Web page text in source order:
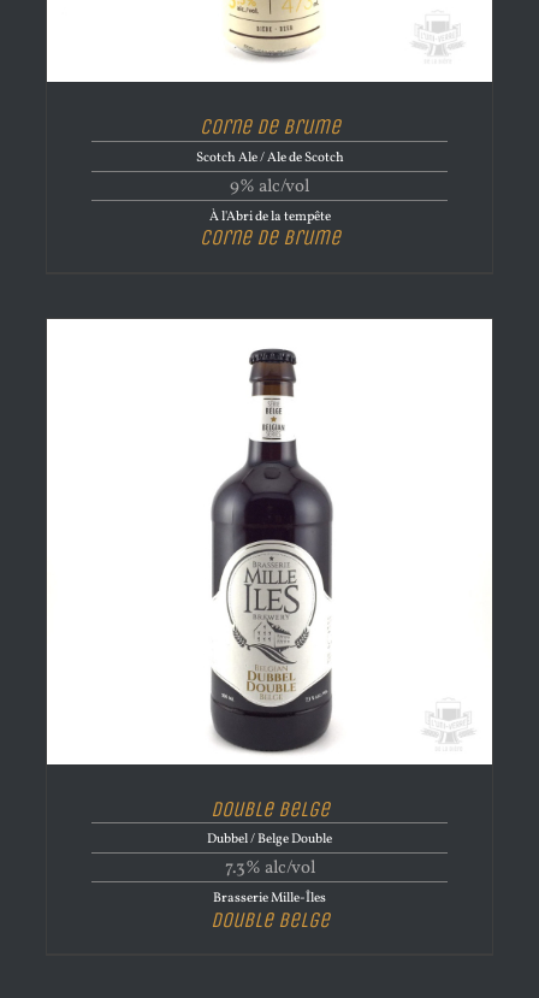
Corne de brume
Scotch Ale / Ale de Scotch
9% alc/vol
À l'Abri de la tempête
Corne de brume
Double Belge
Dubbel / Belge Double
7.3% alc/vol
Brasserie Mille-Îles
Double Belge